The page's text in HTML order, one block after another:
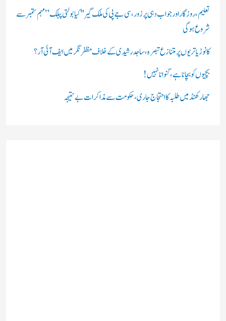
:تعلیم، روزگار اور جواب دہی پر زور، سی جے پی کی ملک گیر "کیا بولتی پبلک” مہم ستمبر سے
شروع ہوگی
کانوڑ یاتریوں پر متنازع تبصرہ، ساجد رشیدی کے خلاف مظفرنگر میں ایف آئی آر؟
بچیوں کو بچانا ہے، گنوانا نہیں!
جھارکھنڈ میں طلبہ کا احتجاج جاری، حکومت سے مذاکرات بے نتیجہ